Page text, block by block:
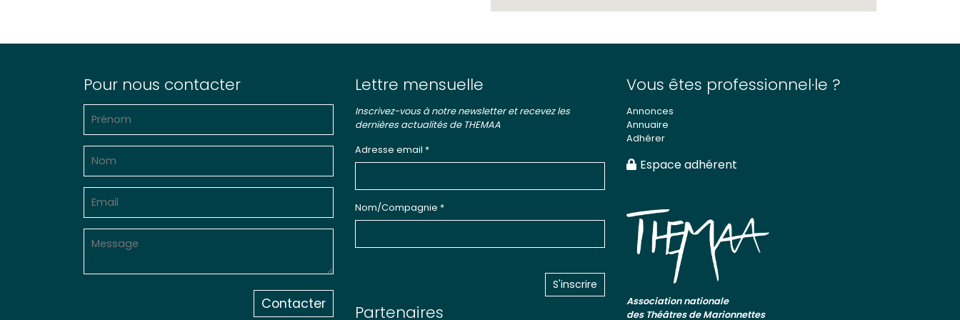
Pour nous contacter
Contacter
Lettre mensuelle
Inscrivez-vous à notre newsletter et recevez les
dernières actualités de THEMAA
Adresse email *
Nom/Compagnie *
Partenaires
Vous êtes professionnel·le ?
Annonces
Annuaire
Adhérer
Espace adhérent
Association nationale
des Théâtres de Marionnettes